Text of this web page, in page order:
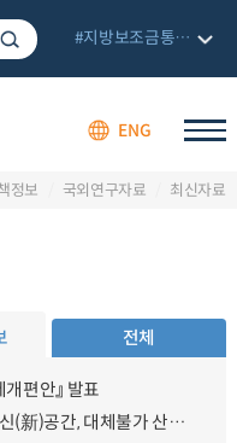
ENG
#지방보조금통합관리망
정보 국외연구자료 최신자료
전체
편안』 발표
“초(超)성장+신(新)공간, 대체불가 산업강국”